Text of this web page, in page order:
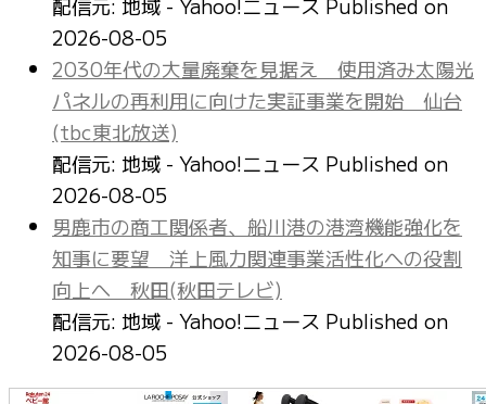
2026-08-05
2030年代の大量廃棄を見据え 使用済み太陽光
パネルの再利用に向けた実証事業を開始 仙台
(tbc東北放送)
配信元: 地域 - Yahoo!ニュース Published on
2026-08-05
男鹿市の商工関係者、船川港の港湾機能強化を
知事に要望 洋上風力関連事業活性化への役割
向上へ 秋田(秋田テレビ)
配信元: 地域 - Yahoo!ニュース Published on
2026-08-05